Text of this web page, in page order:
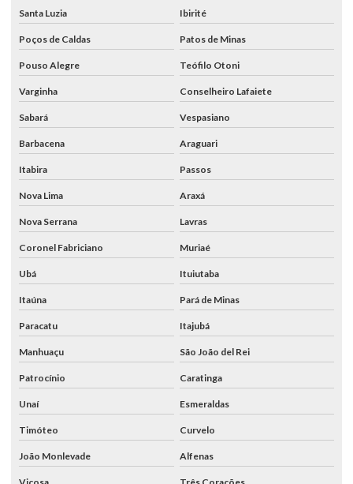
Santa Luzia Ibirité
Poços de Caldas Patos de Minas
Pouso Alegre Teófilo Otoni
Varginha Conselheiro Lafaiete
Sabará Vespasiano
Barbacena Araguari
Itabira Passos
Nova Lima Araxá
Nova Serrana Lavras
Coronel Fabriciano Muriaé
Ubá Ituiutaba
Itaúna Pará de Minas
Paracatu Itajubá
Manhuaçu São João del Rei
Patrocínio Caratinga
Unaí Esmeraldas
Timóteo Curvelo
João Monlevade Alfenas